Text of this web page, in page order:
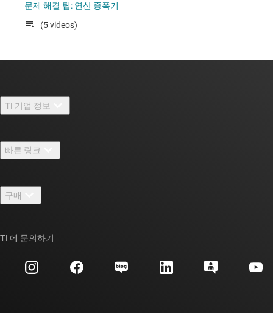
문제 해결 팁: 연산 증폭기
(5 videos)
TI 기업 정보
채용
뉴스룸
이벤트
투자 관계
빠른 링크
TI E2E™ 설계 지원 포럼
대체품 검색
고객 지원 센터
구매
주문 FAQ
TI 에 문의하기